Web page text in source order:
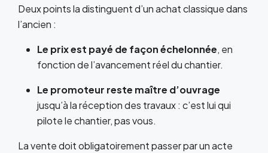
Deux points la distinguent d’un achat classique dans
l’ancien :
Le prix est payé de façon échelonnée, en
fonction de l’avancement réel du chantier.
Le promoteur reste maître d’ouvrage
jusqu’à la réception des travaux : c’est lui qui
pilote le chantier, pas vous.
La vente doit obligatoirement passer par un acte